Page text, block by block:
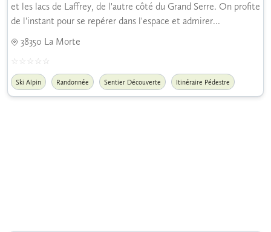
et les lacs de Laffrey, de l'autre côté du Grand Serre. On profite
de l'instant pour se repérer dans l'espace et admirer...
38350 La Morte
Ski Alpin Randonnée Sentier Découverte Itinéraire Pédestre